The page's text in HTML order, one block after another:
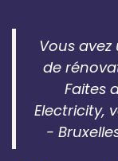
Vous
de
Faites
Electricity,
-